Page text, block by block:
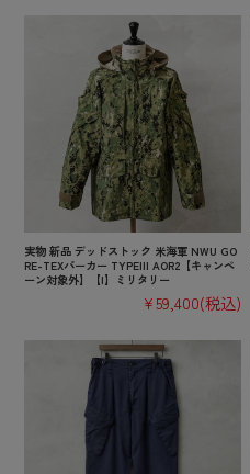
実物 新品 デッドストック 米海軍 NWU GO
RE-TEXパーカー TYPEIII AOR2【キャンペ
ーン対象外】【I】ミリタリー
¥59,400(税込)